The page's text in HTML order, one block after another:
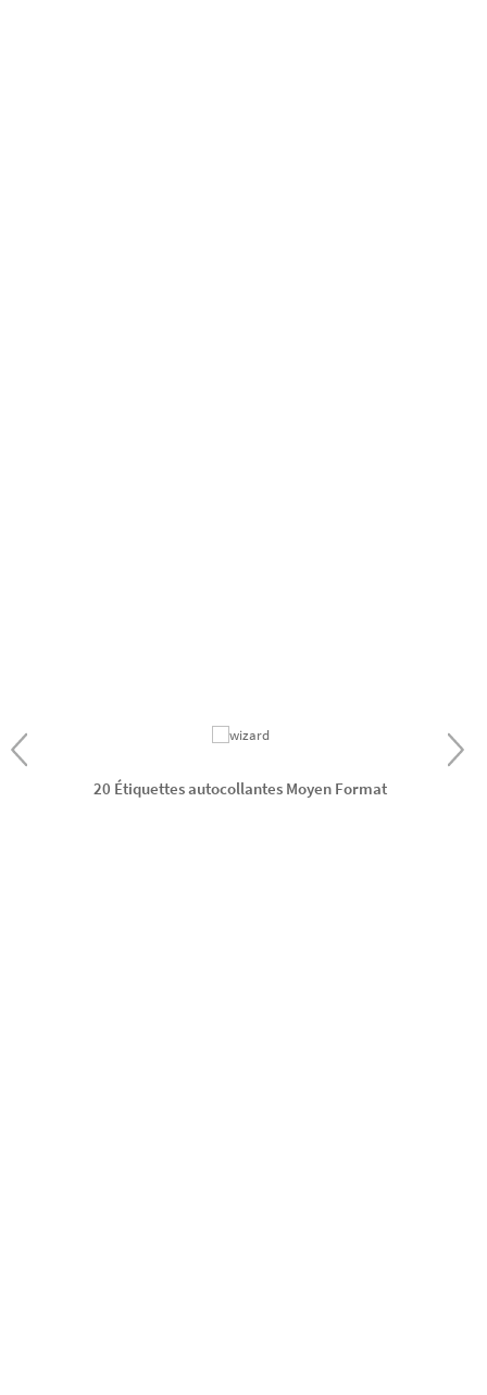
20 Étiquettes autocollantes Moyen Format